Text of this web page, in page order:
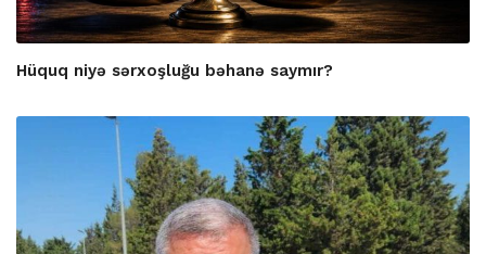
Hüquq niyə sərxoşluğu bəhanə saymır?